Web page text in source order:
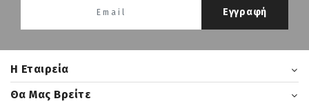
H Εταιρεία
Εγγραφή
Θα Μας Βρείτε